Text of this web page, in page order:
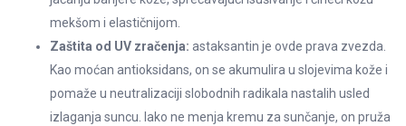
mekšom i elastičnijom.
Zaštita od UV zračenja: astaksantin je ovde prava zvezda.
Kao moćan antioksidans, on se akumulira u slojevima kože i
pomaže u neutralizaciji slobodnih radikala nastalih usled
izlaganja suncu. Iako ne menja kremu za sunčanje, on pruža